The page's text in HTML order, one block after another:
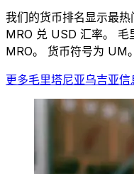
我们的货币排名显示最
MRO 兑 USD 汇率。 毛
MRO。 货币符号为 UM。
更多毛里塔尼亚乌吉亚信